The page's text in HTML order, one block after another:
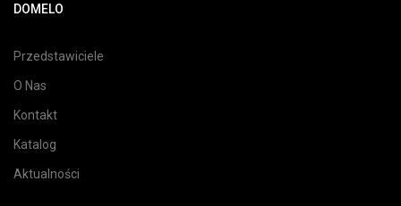
DOMELO
Przedstawiciele
O Nas
Kontakt
Katalog
Aktualności